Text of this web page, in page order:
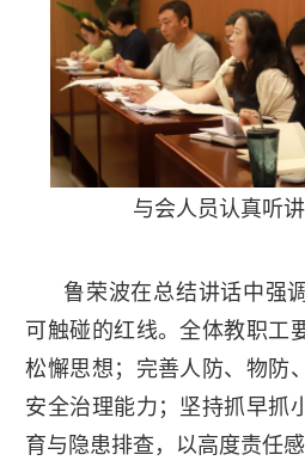
与会人员认真听讲
鲁荣波在总结讲话中强
可触碰的红线。全体教职工
松懈思想；完善人防、物防
安全治理能力；坚持抓早抓
育与隐患排查，以高度责任